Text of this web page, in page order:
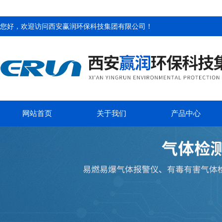
您好，欢迎访问西安赢润环保科技集团有限公司 ！
网站首页 关于我们 产品中心